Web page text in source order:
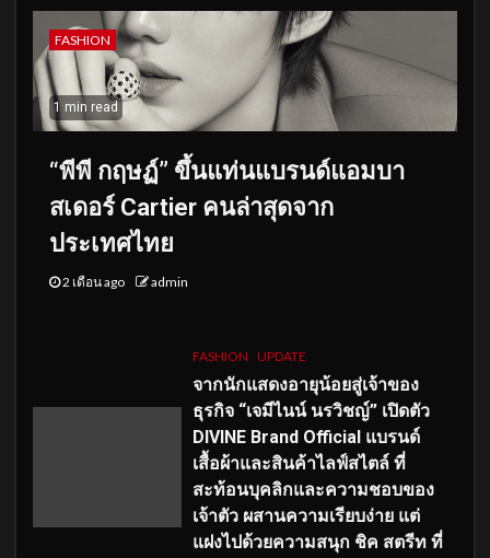
FASHION
1 min read
“พีพี กฤษฏ์” ขึ้นแท่นแบรนด์แอมบา
สเดอร์ Cartier คนล่าสุดจาก
ประเทศไทย
2 เดือน ago admin
FASHION UPDATE
จากนักแสดงอายุน้อยสู่เจ้าของ
ธุรกิจ “เจมีไนน์ นรวิชญ์” เปิดตัว
DIVINE Brand Official แบรนด์
เสื้อผ้าและสินค้าไลฟ์สไตล์ ที่
สะท้อนบุคลิกและความชอบของ
เจ้าตัว ผสานความเรียบง่าย แต่
แฝงไปด้วยความสนุก ชิค สตรีท ที่